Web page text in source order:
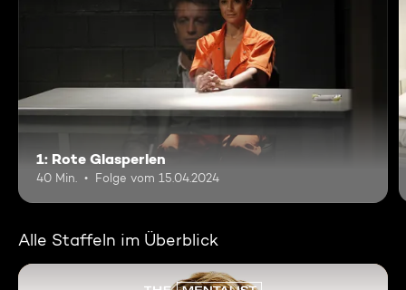
1: Rote Glasperlen
40 Min. Folge vom 15.04.2024
Alle Staffeln im Überblick